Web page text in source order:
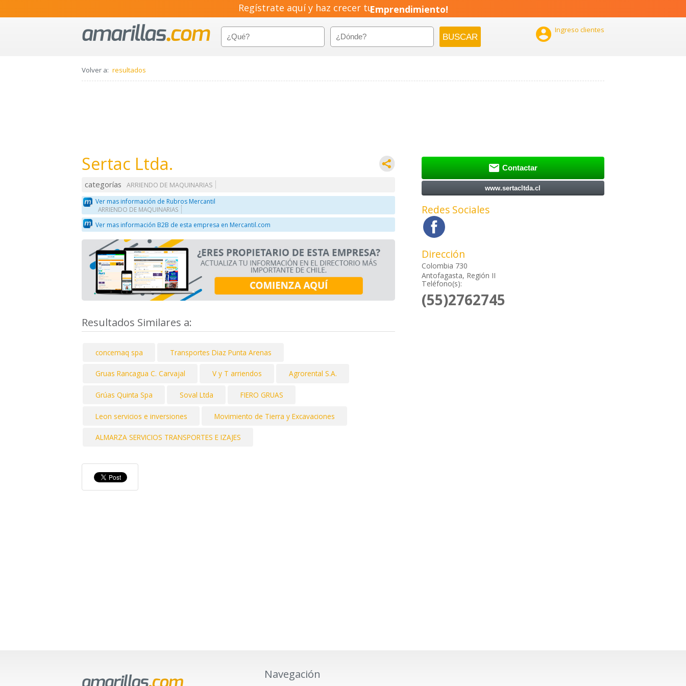
Regístrate aquí y haz crecer tuEmprendimiento!
 Ingreso clientes
Volver a: resultados
Sertac Ltda.
categorías
ARRIENDO DE MAQUINARIAS
Ver mas información de Rubros Mercantil
ARRIENDO DE MAQUINARIAS
Ver mas información B2B de esta empresa en Mercantil.com
Resultados Similares a:
concemaq spa Transportes Diaz Punta Arenas
Gruas Rancagua C. Carvajal V y T arriendos Agrorental S.A.
Grúas Quinta Spa Soval Ltda FIERO GRUAS
Leon servicios e inversiones Movimiento de Tierra y Excavaciones
ALMARZA SERVICIOS TRANSPORTES E IZAJES
 Contactar
www.sertacltda.cl
Redes Sociales
Dirección
Colombia 730
Antofagasta, Región II
Teléfono(s):
(55)2762745
Navegación